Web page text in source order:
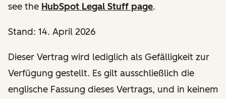
see the HubSpot Legal Stuff page.
Stand: 14. April 2026
Dieser Vertrag wird lediglich als Gefälligkeit zur
Verfügung gestellt. Es gilt ausschließlich die
englische Fassung dieses Vertrags, und in keinem